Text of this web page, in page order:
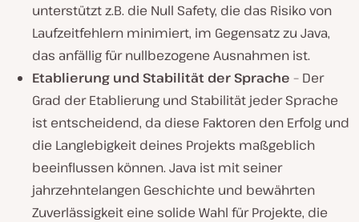
unterstützt z.B. die Null Safety, die das Risiko von
Laufzeitfehlern minimiert, im Gegensatz zu Java,
das anfällig für nullbezogene Ausnahmen ist.
Etablierung und Stabilität der Sprache – Der
Grad der Etablierung und Stabilität jeder Sprache
ist entscheidend, da diese Faktoren den Erfolg und
die Langlebigkeit deines Projekts maßgeblich
beeinflussen können. Java ist mit seiner
jahrzehntelangen Geschichte und bewährten
Zuverlässigkeit eine solide Wahl für Projekte, die